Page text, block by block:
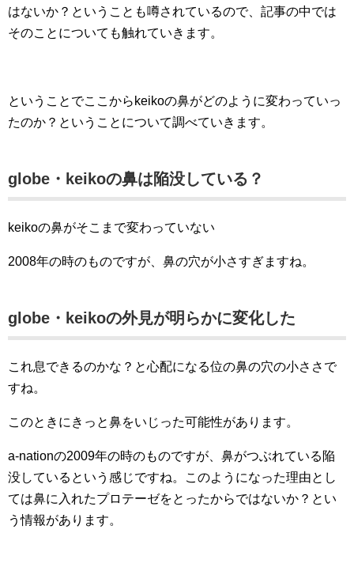
はないか？ということも噂されているので、記事の中では
そのことについても触れていきます。
ということでここからkeikoの鼻がどのように変わっていっ
たのか？ということについて調べていきます。
globe・keikoの鼻は陥没している？
keikoの鼻がそこまで変わっていない
2008年の時のものですが、鼻の穴が小さすぎますね。
globe・keikoの外見が明らかに変化した
これ息できるのかな？と心配になる位の鼻の穴の小ささで
すね。
このときにきっと鼻をいじった可能性があります。
a-nationの2009年の時のものですが、鼻がつぶれている陥
没しているという感じですね。このようになった理由とし
ては鼻に入れたプロテーゼをとったからではないか？とい
う情報があります。